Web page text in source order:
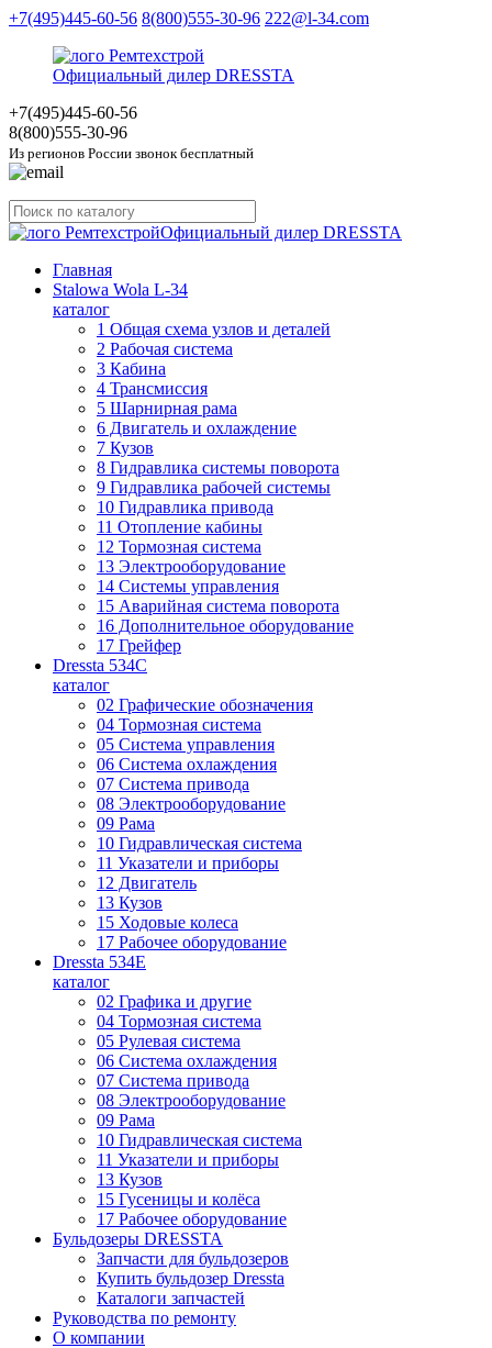
+7(495)445-60-56 8(800)555-30-96 222@l-34.com
Официальный дилер DRESSTA
+7(495)445-60-56
8(800)555-30-96
Из регионов России звонок бесплатный
Официальный дилер DRESSTA
Главная
Stalowa Wola L-34
каталог
1 Общая схема узлов и деталей
2 Рабочая система
3 Кабина
4 Трансмиссия
5 Шарнирная рама
6 Двигатель и охлаждение
7 Кузов
8 Гидравлика системы поворота
9 Гидравлика рабочей системы
10 Гидравлика привода
11 Отопление кабины
12 Тормозная система
13 Электрооборудование
14 Системы управления
15 Аварийная система поворота
16 Дополнительное оборудование
17 Грейфер
Dressta 534C
каталог
02 Графические обозначения
04 Тормозная система
05 Система управления
06 Система охлаждения
07 Система привода
08 Электрооборудование
09 Рама
10 Гидравлическая система
11 Указатели и приборы
12 Двигатель
13 Кузов
15 Ходовые колеса
17 Рабочее оборудование
Dressta 534E
каталог
02 Графика и другие
04 Тормозная система
05 Рулевая система
06 Система охлаждения
07 Система привода
08 Электрооборудование
09 Рама
10 Гидравлическая система
11 Указатели и приборы
13 Кузов
15 Гусеницы и колёса
17 Рабочее оборудование
Бульдозеры DRESSTA
Запчасти для бульдозеров
Купить бульдозер Dressta
Каталоги запчастей
Руководства по ремонту
О компании